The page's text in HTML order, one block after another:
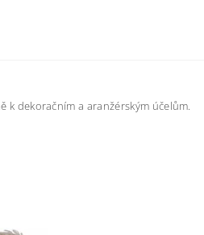
k dekoračním a aranžérským účelům.